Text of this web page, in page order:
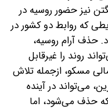
نیز حضور روسیه در
که روابط دو کشور در
حذف آرام روسیه،
روند را غیرقابل‌
مسکو، از‌جمله تلاش
می‌تواند در آینده
حذف می‌شود، اما